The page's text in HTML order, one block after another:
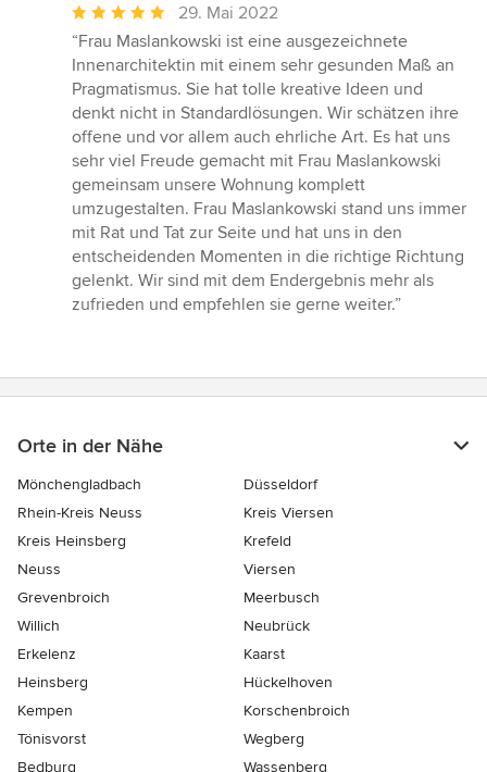
Durchschnittliche
Bewertung:
5
von
5
Sternen
29. Mai 2022
“Frau Maslankowski ist eine ausgezeichnete
Innenarchitektin mit einem sehr gesunden Maß an
Pragmatismus. Sie hat tolle kreative Ideen und
denkt nicht in Standardlösungen. Wir schätzen ihre
offene und vor allem auch ehrliche Art. Es hat uns
sehr viel Freude gemacht mit Frau Maslankowski
gemeinsam unsere Wohnung komplett
umzugestalten. Frau Maslankowski stand uns immer
mit Rat und Tat zur Seite und hat uns in den
entscheidenden Momenten in die richtige Richtung
gelenkt. Wir sind mit dem Endergebnis mehr als
zufrieden und empfehlen sie gerne weiter.”
Orte in der Nähe
Mönchengladbach
Düsseldorf
Rhein-Kreis Neuss
Kreis Viersen
Kreis Heinsberg
Krefeld
Neuss
Viersen
Grevenbroich
Meerbusch
Willich
Neubrück
Erkelenz
Kaarst
Heinsberg
Hückelhoven
Kempen
Korschenbroich
Tönisvorst
Wegberg
Bedburg
Wassenberg